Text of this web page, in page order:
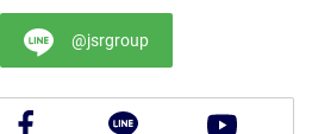
@jsrgroup